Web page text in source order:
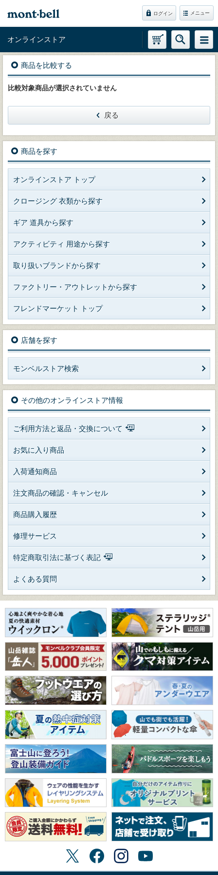
ログイン メニュー
オンラインストア
商品を比較する
比較対象商品が選択されていません
戻る
商品を探す
オンラインストア トップ
クロージング 衣類から探す
ギア 道具から探す
アクティビティ 用途から探す
取り扱いブランドから探す
ファクトリー・アウトレットから探す
フレンドマーケット トップ
店舗を探す
モンベルストア検索
その他のオンラインストア情報
ご利用方法と返品・交換について
お気に入り商品
入荷通知商品
注文商品の確認・キャンセル
商品購入履歴
修理サービス
特定商取引法に基づく表記
よくある質問